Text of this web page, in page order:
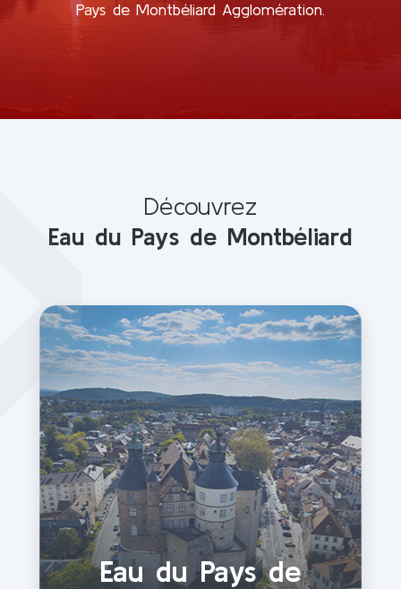
Pays de Montbéliard Agglomération.
Découvrez
Eau du Pays de Montbéliard
Eau du Pays de